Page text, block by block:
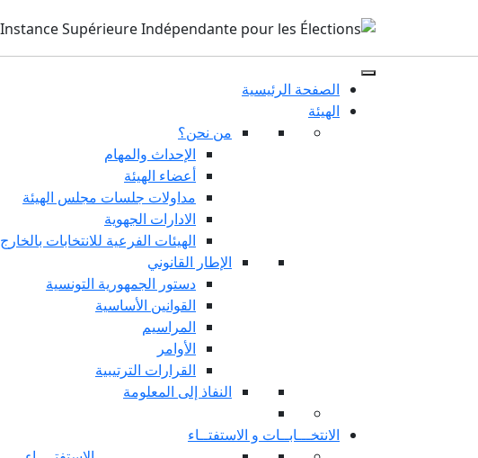
الصفحة الرئيسية
الهيئة
من نحن؟
الإحداث والمهام
أعضاء الهيئة
مداولات جلسات مجلس الهيئة
الادارات الجهوية
الهيئات الفرعية للانتخابات بالخارج
الإطار القانوني
دستور الجمهورية التونسية
القوانين الأساسية
المراسيم
الأوامر
القرارات الترتيبية
النفاذ إلى المعلومة
الانتخـــابــات و الاستفتــاء